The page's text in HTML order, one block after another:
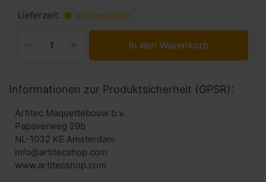
Lieferzeit: vorbestellbar
In den Warenkorb
Informationen zur Produktsicherheit (GPSR):
Artitec Maquettebouw b.v.
Papaverweg 29b
NL-1032 KE Amsterdam
info@artitecshop.com